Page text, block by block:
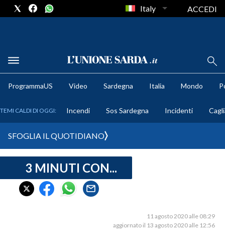
METEO
CRONACA SARDEGNA
CAGLIARI
Italy ACCEDI
ProgrammaUS Video Sardegna Italia Mondo
TEMI CALDI DI OGGI: Incendi Sos Sardegna Incidenti
SFOGLIA IL QUOTIDIANO
3 MINUTI CON...
11 agosto 2020 alle 08:29
aggiornato il 13 agosto 2020 alle 12:56